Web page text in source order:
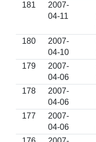
181
2007-
04-11
180
2007-
04-10
179
2007-
04-06
178
2007-
04-06
177
2007-
04-06